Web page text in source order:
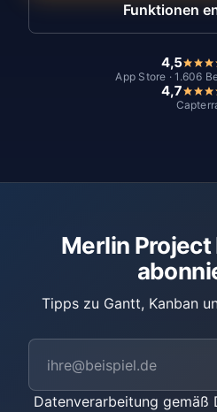
Funktionen
4,5
App Store · 1.606
4,7
Merlin
Tipps zu Gantt, Kanban
Datenverarbeitung gemäß